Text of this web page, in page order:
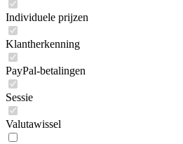
Individuele prijzen
Klantherkenning
PayPal-betalingen
Sessie
Valutawissel